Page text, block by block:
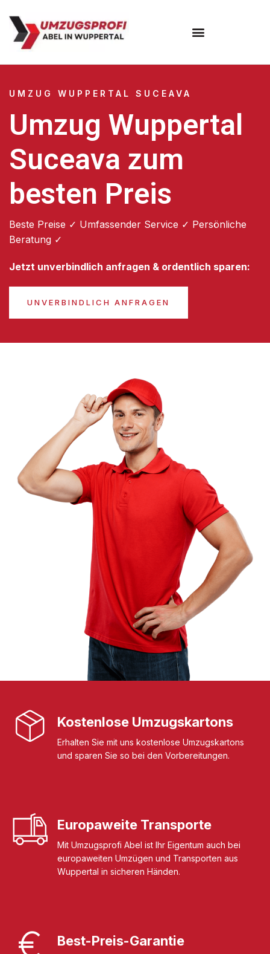
UMZUG WUPPERTAL SUCEAVA
Umzug Wuppertal
Suceava zum
besten Preis
Beste Preise ✓ Umfassender Service ✓ Persönliche
Beratung ✓
Jetzt unverbindlich anfragen & ordentlich sparen:
UNVERBINDLICH ANFRAGEN
Kostenlose Umzugskartons
Erhalten Sie mit uns kostenlose Umzugskartons
und sparen Sie so bei den Vorbereitungen.
Europaweite Transporte
Mit Umzugsprofi Abel ist Ihr Eigentum auch bei
europaweiten Umzügen und Transporten aus
Wuppertal in sicheren Händen.
Best-Preis-Garantie